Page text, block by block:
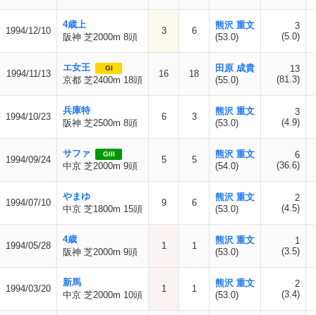
1994/12/10
4歳上
阪神 芝2000m 8頭
3 6
熊沢 重文
(53.0)
3
(5.0)
1994/11/13
エ女王 GI
京都 芝2400m 18頭
16 18
田原 成貴
(55.0)
13
(81.3)
1994/10/23
兵庫特
阪神 芝2500m 8頭
6 3
熊沢 重文
(53.0)
3
(4.9)
1994/09/24
サファ GIII
中京 芝2000m 9頭
5 5
熊沢 重文
(54.0)
6
(36.6)
1994/07/10
やまゆ
中京 芝1800m 15頭
9 6
熊沢 重文
(53.0)
2
(4.5)
1994/05/28
4歳
阪神 芝2000m 9頭
1 1
熊沢 重文
(53.0)
1
(3.5)
1994/03/20
新馬
中京 芝2000m 10頭
1 1
熊沢 重文
(53.0)
2
(3.4)